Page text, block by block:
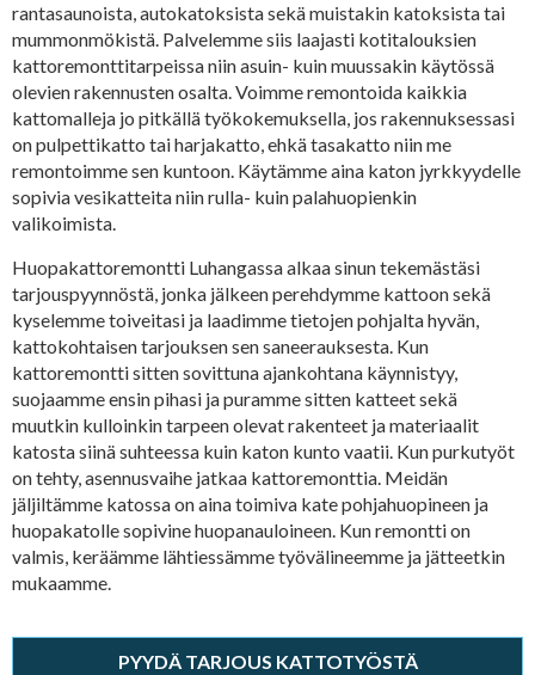
rantasaunoista, autokatoksista sekä muistakin katoksista tai
mummonmökistä. Palvelemme siis laajasti kotitalouksien
kattoremonttitarpeissa niin asuin- kuin muussakin käytössä
olevien rakennusten osalta. Voimme remontoida kaikkia
kattomalleja jo pitkällä työkokemuksella, jos rakennuksessasi
on pulpettikatto tai harjakatto, ehkä tasakatto niin me
remontoimme sen kuntoon. Käytämme aina katon jyrkkyydelle
sopivia vesikatteita niin rulla- kuin palahuopienkin
valikoimista.
Huopakattoremontti Luhangassa alkaa sinun tekemästäsi
tarjouspyynnöstä, jonka jälkeen perehdymme kattoon sekä
kyselemme toiveitasi ja laadimme tietojen pohjalta hyvän,
kattokohtaisen tarjouksen sen saneerauksesta. Kun
kattoremontti sitten sovittuna ajankohtana käynnistyy,
suojaamme ensin pihasi ja puramme sitten katteet sekä
muutkin kulloinkin tarpeen olevat rakenteet ja materiaalit
katosta siinä suhteessa kuin katon kunto vaatii. Kun purkutyöt
on tehty, asennusvaihe jatkaa kattoremonttia. Meidän
jäljiltämme katossa on aina toimiva kate pohjahuopineen ja
huopakatolle sopivine huopanauloineen. Kun remontti on
valmis, keräämme lähtiessämme työvälineemme ja jätteetkin
mukaamme.
PYYDÄ TARJOUS KATTOTYÖSTÄ